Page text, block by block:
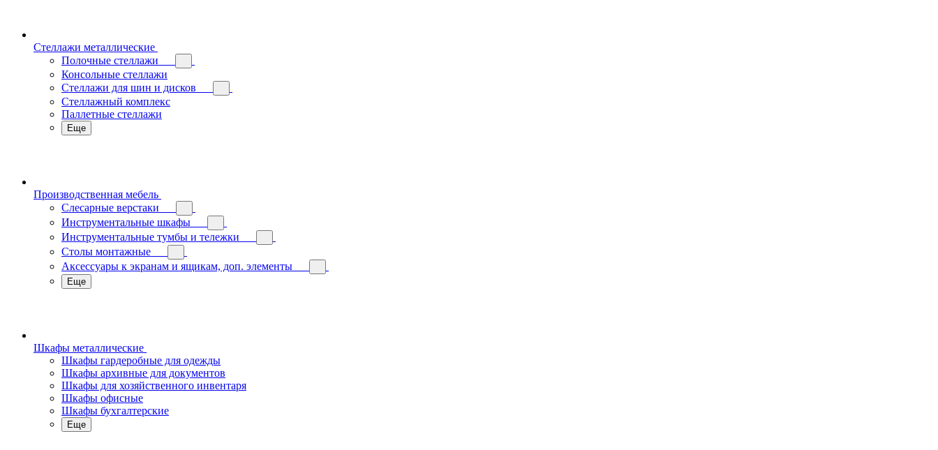
Стеллажи металлические
Полочные стеллажи
Консольные стеллажи
Стеллажи для шин и дисков
Стеллажный комплекс
Паллетные стеллажи
Еще
Производственная мебель
Слесарные верстаки
Инструментальные шкафы
Инструментальные тумбы и тележки
Столы монтажные
Аксессуары к экранам и ящикам, доп. элементы
Еще
Шкафы металлические
Шкафы гардеробные для одежды
Шкафы архивные для документов
Шкафы для хозяйственного инвентаря
Шкафы офисные
Шкафы бухгалтерские
Еще